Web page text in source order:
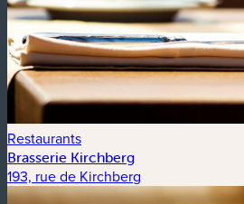
Restaurants
Brasserie Kirchberg
193, rue de Kirchberg